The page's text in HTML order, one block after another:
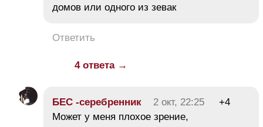
домов или одного из зевак
Ответить
4 ответа →
БЕC -серебренник 2 окт, 22:25
+4
Может у меня плохое зрение,